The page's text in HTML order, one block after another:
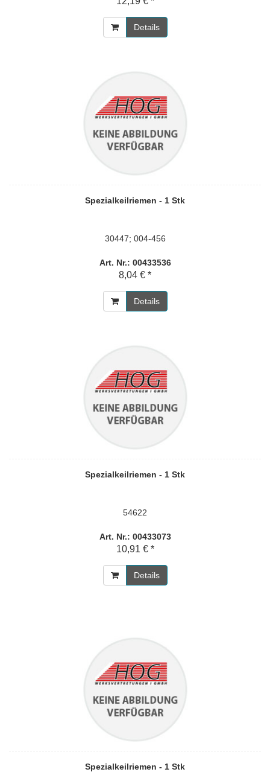
Details
Spezialkeilriemen - 1 Stk
30447; 004-456
Art. Nr.: 00433536
8,04 € *
Details
Spezialkeilriemen - 1 Stk
54622
Art. Nr.: 00433073
10,91 € *
Details
Spezialkeilriemen - 1 Stk